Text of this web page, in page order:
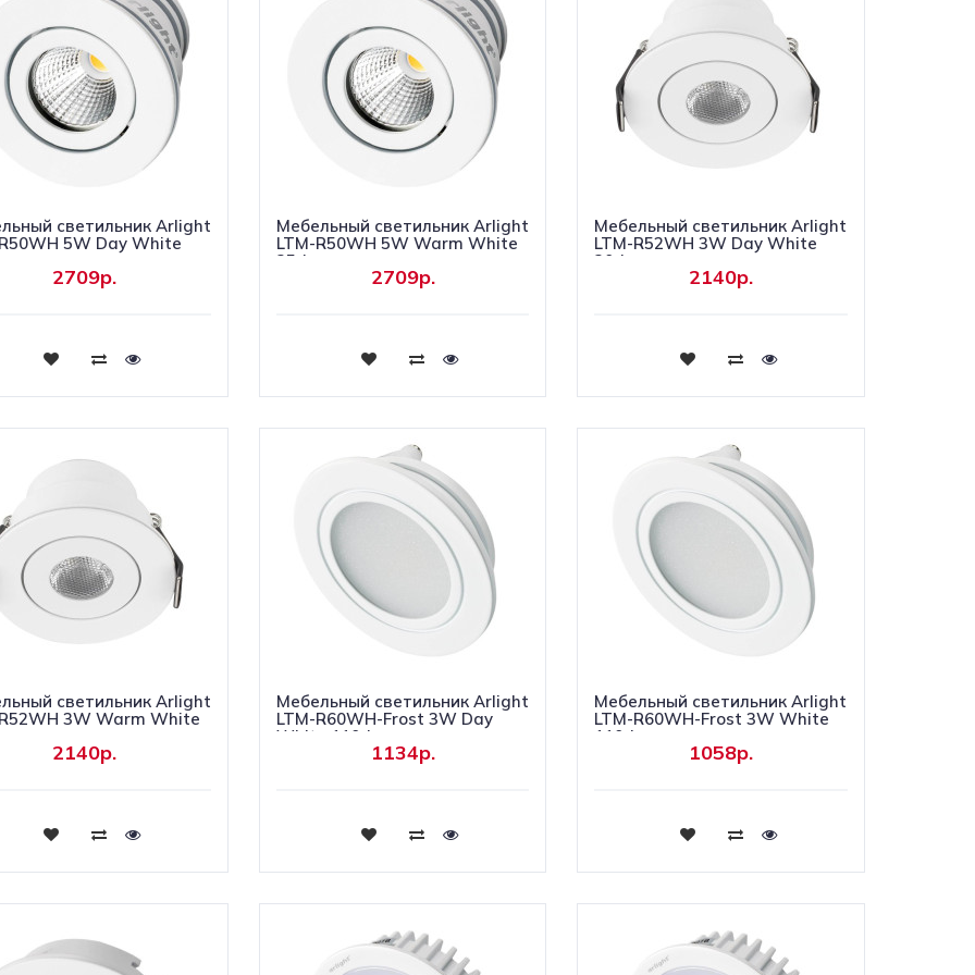
светильник Arlight
5W Day White
2709р.
Купить
Мебельный светильник Arlight
LTM-R50WH 5W Warm White
25deg
2709р.
Купить
Мебельный светильник Arlight
LTM-R52WH 3W Day White
30deg
2140р.
Купить
светильник Arlight
3W Warm White
2140р.
Купить
Мебельный светильник Arlight
LTM-R60WH-Frost 3W Day
White 110deg
1134р.
Купить
Мебельный светильник Arlight
LTM-R60WH-Frost 3W White
110deg
1058р.
Купить